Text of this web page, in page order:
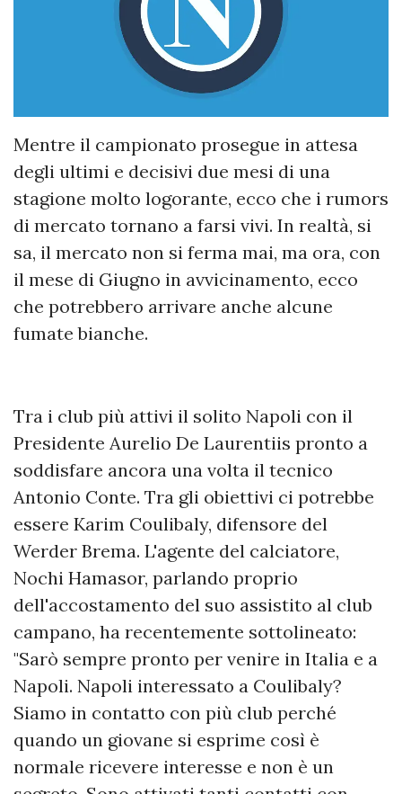
Mentre il campionato prosegue in attesa
degli ultimi e decisivi due mesi di una
stagione molto logorante, ecco che i rumors
di mercato tornano a farsi vivi. In realtà, si
sa, il mercato non si ferma mai, ma ora, con
il mese di Giugno in avvicinamento, ecco
che potrebbero arrivare anche alcune
fumate bianche.
Tra i club più attivi il solito Napoli con il
Presidente Aurelio De Laurentiis pronto a
soddisfare ancora una volta il tecnico
Antonio Conte. Tra gli obiettivi ci potrebbe
essere Karim Coulibaly, difensore del
Werder Brema. L'agente del calciatore,
Nochi Hamasor, parlando proprio
dell'accostamento del suo assistito al club
campano, ha recentemente sottolineato:
"Sarò sempre pronto per venire in Italia e a
Napoli. Napoli interessato a Coulibaly?
Siamo in contatto con più club perché
quando un giovane si esprime così è
normale ricevere interesse e non è un